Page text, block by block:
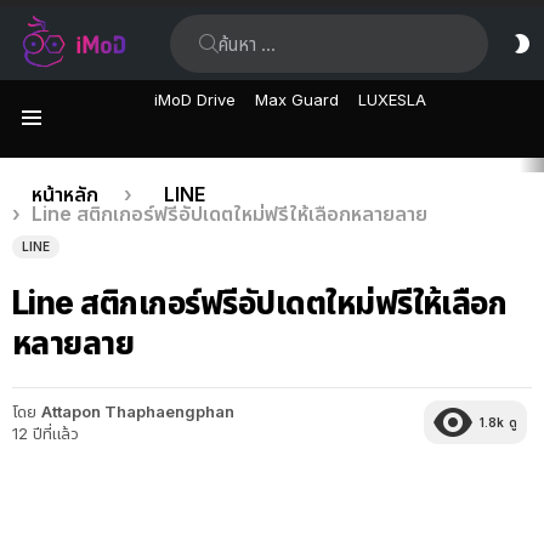
iMoD Drive Max Guard LUXESLA
เรื่อง
ล่าสุด
คุณอยู่ที่นี่:
หน้าหลัก
LINE
Line สติกเกอร์ฟรีอัปเดตใหม่ฟรีให้เลือกหลายลาย
LINE
Line สติกเกอร์ฟรีอัปเดตใหม่ฟรีให้เลือก
หลายลาย
โดย Attapon Thaphaengphan
12 ปีที่แล้ว
1.8k ดู